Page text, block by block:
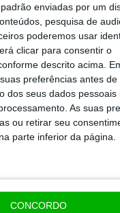
enviadas por um
pesquisa de
poderemos usar
clicar para consentir o
descrito acima.
preferências antes de
dos seus dados pessoais
As suas
ou retirar seu
parte inferior da página.
CONCORDO